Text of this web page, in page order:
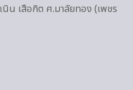
น เสือกิต ศ.มาลัยทอง (เพชร